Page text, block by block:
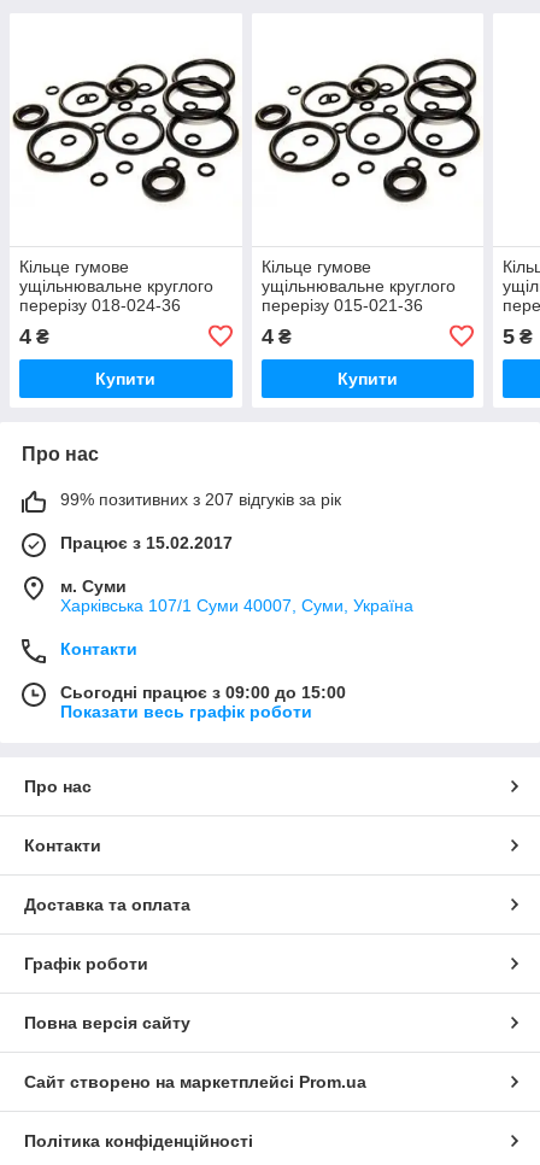
Кільце гумове
ущільнювальне круглого
перерізу 018-024-36
4 ₴
Купити
Кільце гумове
ущільнювальне круглого
перерізу 015-021-36
4₴
Купити
5 ₴
Про нас
99% позитивних з 207 відгуків за рік
Працює з 15.02.2017
м. Суми
Харківська 107/1 Суми 40007, Суми, Україна
Контакти
Сьогодні працює з 09:00 до 15:00
Показати весь графік роботи
Про нас
Контакти
Доставка та оплата
Графік роботи
Повна версія сайту
Сайт створено на маркетплейсі Prom.ua
Політика конфіденційності